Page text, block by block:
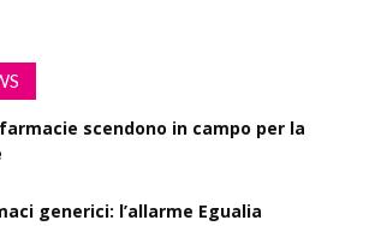
scendono in campo per la
generici: l’allarme Egualia